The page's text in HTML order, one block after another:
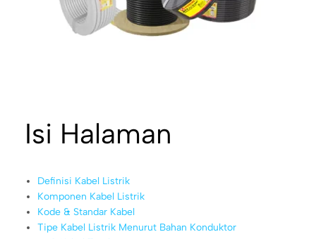
Isi Halaman
Definisi Kabel Listrik
Komponen Kabel Listrik
Kode & Standar Kabel
Tipe Kabel Listrik Menurut Bahan Konduktor